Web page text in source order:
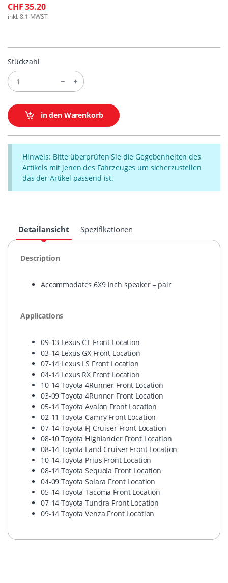
CHF 35.20
inkl. 8.1 MWST
Stückzahl
in den Warenkorb
Hinweis: Bitte überprüfen Sie die Gegebenheiten des
Artikels mit jenen des Fahrzeuges um sicherzustellen
das der Artikel passend ist.
Detailansicht Spezifikationen
Description
Accommodates 6X9 inch speaker – pair
Applications
09-13 Lexus CT Front Location
03-14 Lexus GX Front Location
07-14 Lexus LS Front Location
04-14 Lexus RX Front Location
10-14 Toyota 4Runner Front Location
03-09 Toyota 4Runner Front Location
05-14 Toyota Avalon Front Location
02-11 Toyota Camry Front Location
07-14 Toyota FJ Cruiser Front Location
08-10 Toyota Highlander Front Location
08-14 Toyota Land Cruiser Front Location
10-14 Toyota Prius Front Location
08-14 Toyota Sequoia Front Location
04-09 Toyota Solara Front Location
05-14 Toyota Tacoma Front Location
07-14 Toyota Tundra Front Location
09-14 Toyota Venza Front Location